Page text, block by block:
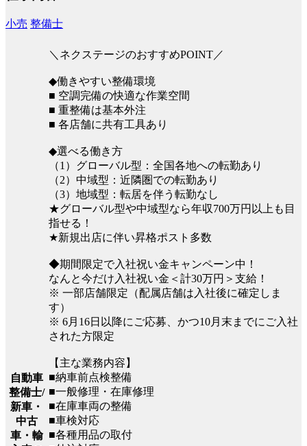
小売 整備士
自動車
整備士/
新車・
中古
車・輸
＼ネクステージのおすすめPOINT／
◆働きやすい整備環境
■ 空調完備の快適な作業空間
■ 重整備は基本外注
■ 各店舗に共有工具あり
◆選べる働き方
（1）グローバル型：全国各地への転勤あり
（2）中域型：近隣圏での転勤あり
（3）地域型：転居を伴う転勤なし
★グローバル型や中域型なら年収700万円以上も目
指せる！
★新規出店に伴い昇格ポスト多数
◆期間限定で入社祝い金キャンペーン中！
なんと今だけ入社祝い金＜計30万円＞支給！
※ 一部店舗限定（配属店舗は入社後に確定しま
す）
※ 6月16日以降にご応募、かつ10月末までにご入社
された方限定
【主な業務内容】
■納車前点検整備
■一般修理・在庫修理
■在庫車両の整備
■車検対応
■各種用品の取付